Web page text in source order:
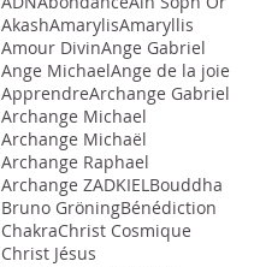
AkashAmarylisAmaryllis
Amour DivinAnge Gabriel
Ange MichaelAnge de la joie
ApprendreArchange Gabriel
Archange Michael
Archange Michaël
Archange Raphael
Archange ZADKIEL Bouddha
Bruno GröningBénédiction
ChakraChrist Cosmique
Christ Jésus